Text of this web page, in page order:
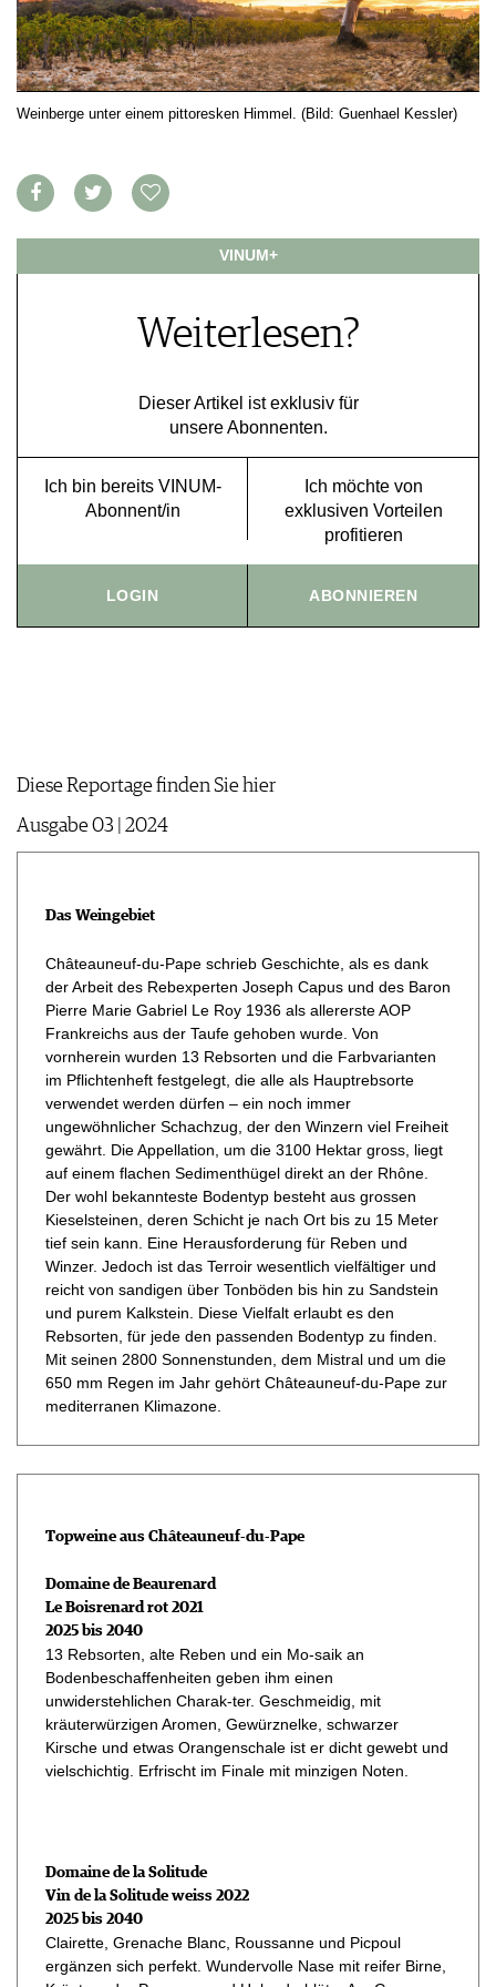
VORTEILSWELT
MEDIATHEK
BÜCHER
NEWS
WEINSZENE
PORTRAITS
ANMELDEN
TRINKREIFETABELLE
WINE TRADE CLUB
REDAKTION
AGB & DATENSCHUTZ
Weinberge unter einem pittoresken Himmel. (Bild: Guenhael Kessler)
VINUM+
Weiterlesen?
Dieser Artikel ist exklusiv für
unsere Abonnenten.
Ich bin bereits VINUM-
Abonnent/in
Ich möchte von
exklusiven Vorteilen
profitieren
LOGIN ABONNIEREN
Diese Reportage finden Sie hier
Ausgabe 03 | 2024
Das Weingebiet
Châteauneuf-du-Pape schrieb Geschichte, als es dank
der Arbeit des Rebexperten Joseph Capus und des Baron
Pierre Marie Gabriel Le Roy 1936 als allererste AOP
Frankreichs aus der Taufe gehoben wurde. Von
vornherein wurden 13 Rebsorten und die Farbvarianten
im Pflichtenheft festgelegt, die alle als Hauptrebsorte
verwendet werden dürfen – ein noch immer
ungewöhnlicher Schachzug, der den Winzern viel Freiheit
gewährt. Die Appellation, um die 3100 Hektar gross, liegt
auf einem flachen Sedimenthügel direkt an der Rhône.
Der wohl bekannteste Bodentyp besteht aus grossen
Kieselsteinen, deren Schicht je nach Ort bis zu 15 Meter
tief sein kann. Eine Herausforderung für Reben und
Winzer. Jedoch ist das Terroir wesentlich vielfältiger und
reicht von sandigen über Tonböden bis hin zu Sandstein
und purem Kalkstein. Diese Vielfalt erlaubt es den
Rebsorten, für jede den passenden Bodentyp zu finden.
Mit seinen 2800 Sonnenstunden, dem Mistral und um die
650 mm Regen im Jahr gehört Châteauneuf-du-Pape zur
mediterranen Klimazone.
Topweine aus Châteauneuf-du-Pape
Domaine de Beaurenard
Le Boisrenard rot 2021
2025 bis 2040
13 Rebsorten, alte Reben und ein Mo-saik an
Bodenbeschaffenheiten geben ihm einen
unwiderstehlichen Charak-ter. Geschmeidig, mit
kräuterwürzigen Aromen, Gewürznelke, schwarzer
Kirsche und etwas Orangenschale ist er dicht gewebt und
vielschichtig. Erfrischt im Finale mit minzigen Noten.
Domaine de la Solitude
Vin de la Solitude weiss 2022
2025 bis 2040
Clairette, Grenache Blanc, Roussanne und Picpoul
ergänzen sich perfekt. Wundervolle Nase mit reifer Birne,